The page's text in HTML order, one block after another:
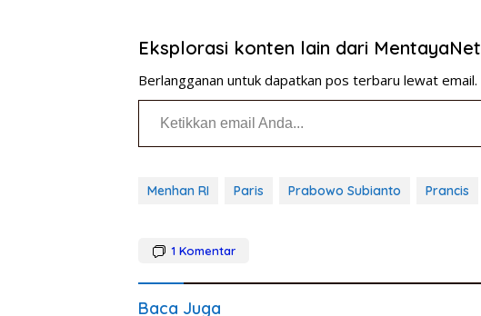
Eksplorasi konten lain dari MentayaNet
Berlangganan untuk dapatkan pos terbaru lewat email.
Ketikkan email Anda...
Menhan RI Paris Prabowo Subianto Prancis
1 Komentar
Baca Juga